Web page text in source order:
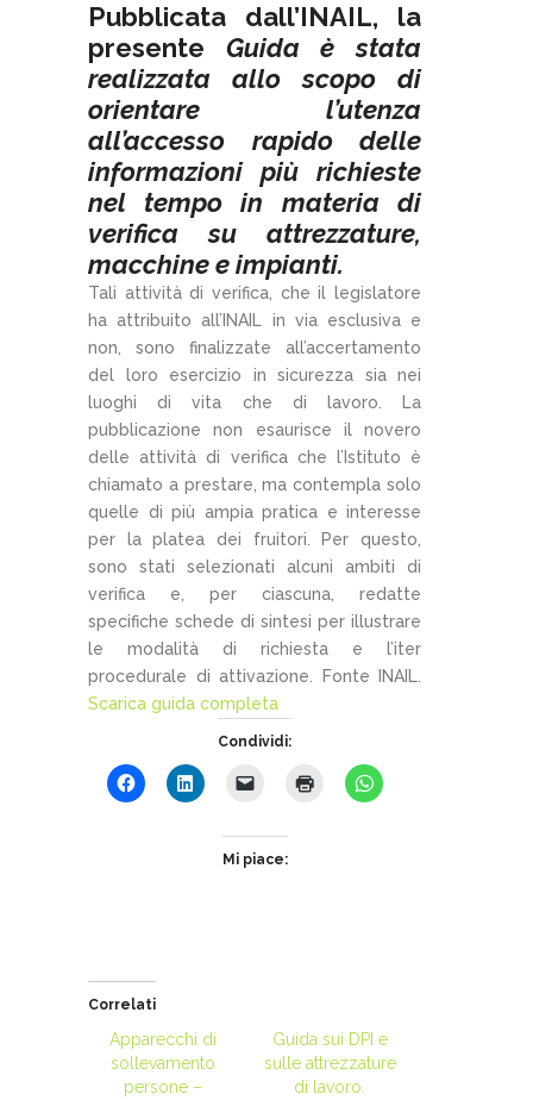
Pubblicata dall’INAIL, la
presente Guida è stata
realizzata allo scopo di
orientare l’utenza
all’accesso rapido delle
informazioni più richieste
nel tempo in materia di
verifica su attrezzature,
macchine e impianti.
Tali attività di verifica, che il legislatore
ha attribuito all’INAIL in via esclusiva e
non, sono finalizzate all’accertamento
del loro esercizio in sicurezza sia nei
luoghi di vita che di lavoro. La
pubblicazione non esaurisce il novero
delle attività di verifica che l’Istituto è
chiamato a prestare, ma contempla solo
quelle di più ampia pratica e interesse
per la platea dei fruitori. Per questo,
sono stati selezionati alcuni ambiti di
verifica e, per ciascuna, redatte
specifiche schede di sintesi per illustrare
le modalità di richiesta e l’iter
procedurale di attivazione. Fonte INAIL.
Scarica guida completa
Condividi:
Mi piace:
Correlati
Apparecchi di
sollevamento
persone –
Guida sui DPI e
sulle attrezzature
di lavoro.